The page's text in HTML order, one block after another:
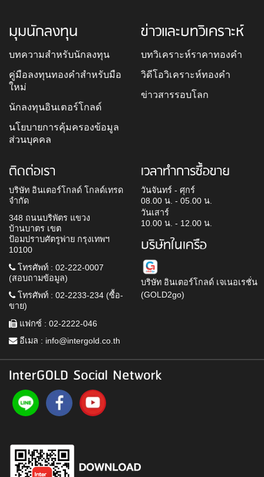
มุมนักลงทุน
บทความสำหรับนักลงทุน
คู่มือลงทุนทองคำสำหรับมือ
ใหม่
นักลงทุนอินเตอร์โกลด์
นโยบายการคุ้มครองข้อมูล
ส่วนบุคคล
ข่าวและบทวิเคราะห์
บทวิเคราะห์ราคาทองคำ
วิดีโอวิเคราะห์ทองคำ
ข่าวสารรอบโลก
ติดต่อเรา
บริษัท อินเตอร์โกลด์ โกลด์เทรด
จำกัด
348 ถนนบริพัตร แขวง
บ้านบาตร เขต
ป้อมปราบศัตรูพ่าย กรุงเทพฯ
10100
โทรศัพท์ : 02-222-0007
(สอบถามข้อมูล)
โทรศัพท์ : 02-2233-234 (ซื้อ-
ขาย)
แฟกซ์ : 02-2222-046
อีเมล : info@intergold.co.th
เวลาทำการซื้อขาย
วันจันทร์ - ศุกร์
08.00 น. - 05.00 น.
วันเสาร์
10.00 น. - 12.00 น.
บริษัทในเครือ
บริษัท อินเตอร์โกลด์ เจเนอเรชั่น
(GOLD2go)
InterGOLD Social Network